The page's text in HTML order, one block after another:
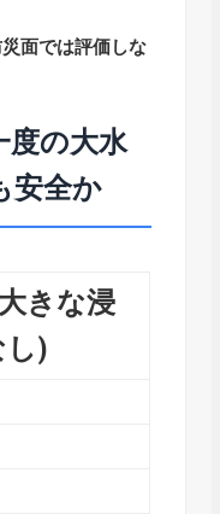
面では評価しな
度の大水
安全か
きな浸
し)